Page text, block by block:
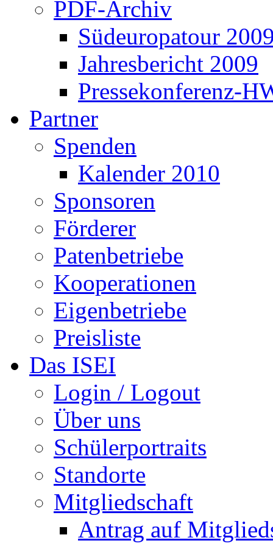
PDF-Archiv
Südeuropatour
Jahresbericht 2009
Pressekonferenz-
Partner
Spenden
Kalender 2010
Sponsoren
Förderer
Patenbetriebe
Kooperationen
Eigenbetriebe
Preisliste
Das ISEI
Login / Logout
Über uns
Schülerportraits
Standorte
Mitgliedschaft
Antrag auf